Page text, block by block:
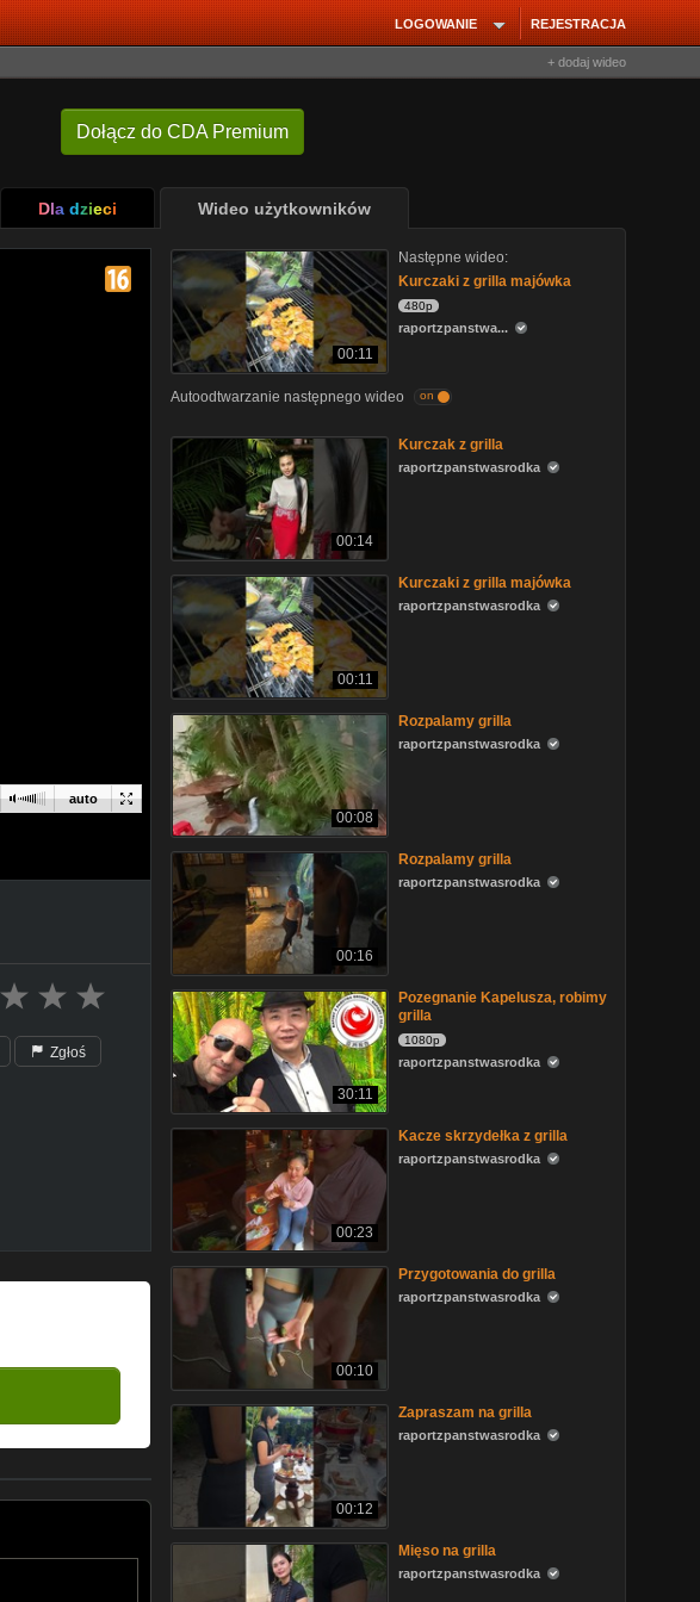
REJESTRACJA
LOGOWANIE
+ dodaj wideo
Dołącz do CDA Premium
Dla dzieci Wideo użytkowników
auto
Zgłoś
00:11
Następne wideo:
Kurczaki z grilla majówka
480p
raportzpanstwa...
Autoodtwarzanie następnego wideo on
00:14
Kurczak z grilla
raportzpanstwasrodka
00:11
Kurczaki z grilla majówka
raportzpanstwasrodka
00:08
Rozpalamy grilla
raportzpanstwasrodka
00:16
Rozpalamy grilla
raportzpanstwasrodka
30:11
Pozegnanie Kapelusza, robimy
grilla
1080p
raportzpanstwasrodka
00:23
Kacze skrzydełka z grilla
raportzpanstwasrodka
00:10
Przygotowania do grilla
raportzpanstwasrodka
00:12
Zapraszam na grilla
raportzpanstwasrodka
Mięso na grilla
raportzpanstwasrodka